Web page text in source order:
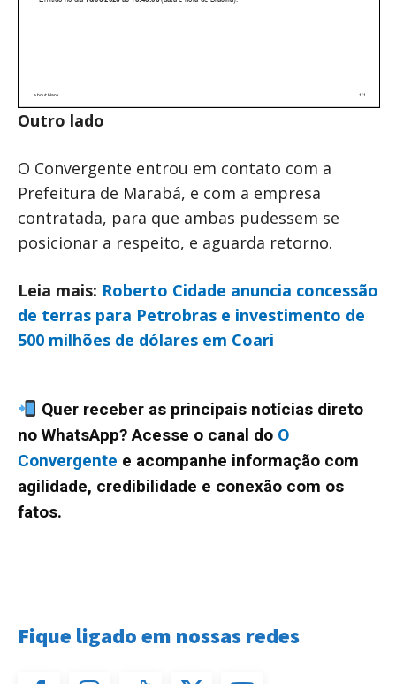
Outro lado
O Convergente entrou em contato com a
Prefeitura de Marabá, e com a empresa
contratada, para que ambas pudessem se
posicionar a respeito, e aguarda retorno.
Leia mais: Roberto Cidade anuncia concessão
de terras para Petrobras e investimento de
500 milhões de dólares em Coari
Quer receber as principais notícias direto
no WhatsApp? Acesse o canal do O
Convergente e acompanhe informação com
agilidade, credibilidade e conexão com os
fatos.
Fique ligado em nossas redes